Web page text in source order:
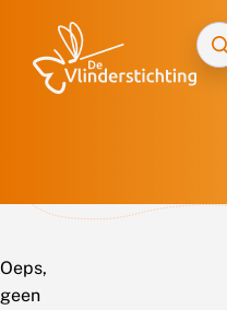
Oeps,
geen